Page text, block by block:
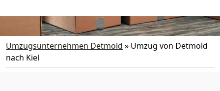
Umzugsunternehmen Detmold » Umzug von Detmold
nach Kiel